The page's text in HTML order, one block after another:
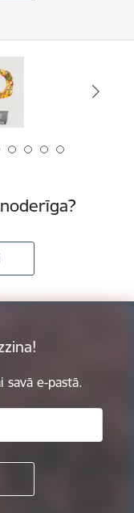
savā e-pastā.